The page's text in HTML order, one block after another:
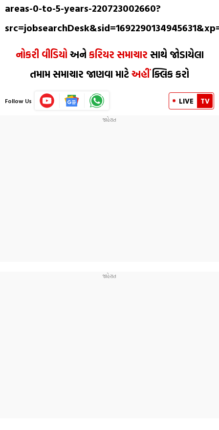
areas-0-to-5-years-220723002660?
નોકરી વીડિયો અને કરિયર સમાચાર સાથે જોડાયેલા
તમામ સમાચાર જાણવા માટે અહીંક્લિક કરો
Follow Us LIVE TV